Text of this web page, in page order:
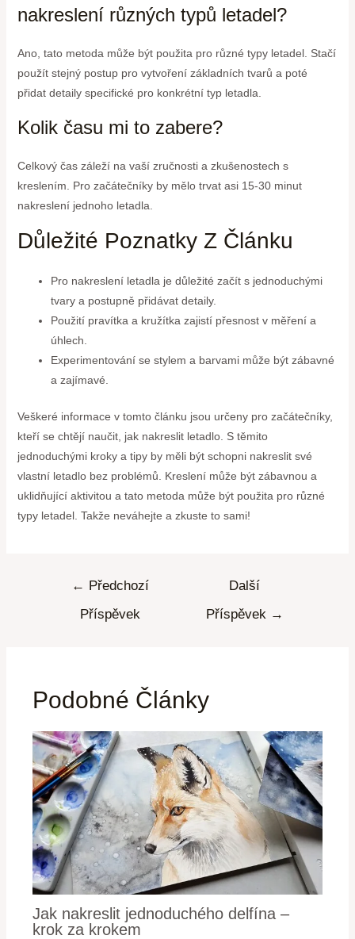
nakreslení různých typů letadel?
Ano, tato metoda může být použita pro různé typy letadel. Stačí
použít stejný postup pro vytvoření základních tvarů a poté
přidat detaily specifické pro konkrétní typ letadla.
Kolik času mi to zabere?
Celkový čas záleží na vaší zručnosti a zkušenostech s
kreslením. Pro začátečníky by mělo trvat asi 15-30 minut
nakreslení jednoho letadla.
Důležité Poznatky Z Článku
Pro nakreslení letadla je důležité začít s jednoduchými
tvary a postupně přidávat detaily.
Použití pravítka a kružítka zajistí přesnost v měření a
úhlech.
Experimentování se stylem a barvami může být zábavné
a zajímavé.
Veškeré informace v tomto článku jsou určeny pro začátečníky,
kteří se chtějí naučit, jak nakreslit letadlo. S těmito
jednoduchými kroky a tipy by měli být schopni nakreslit své
vlastní letadlo bez problémů. Kreslení může být zábavnou a
uklidňující aktivitou a tato metoda může být použita pro různé
typy letadel. Takže neváhejte a zkuste to sami!
← Předchozí
Příspěvek
Další
Příspěvek →
Podobné Články
Jak nakreslit jednoduchého delfína –
krok za krokem